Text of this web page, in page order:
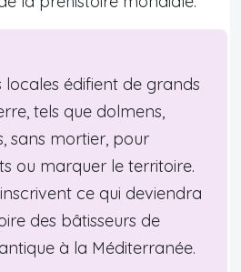
édifient de grands
tels que dolmens,
sans mortier, pour
ou marquer le territoire.
ce qui deviendra
des bâtisseurs de
à la Méditerranée.